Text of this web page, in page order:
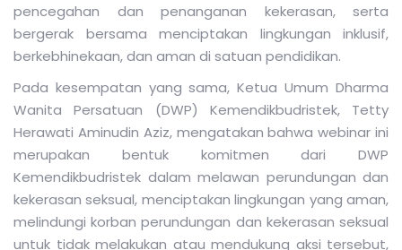
pencegahan dan penanganan kekerasan, serta
bergerak bersama menciptakan lingkungan inklusif,
berkebhinekaan, dan aman di satuan pendidikan.
Pada kesempatan yang sama, Ketua Umum Dharma
Wanita Persatuan (DWP) Kemendikbudristek, Tetty
Herawati Aminudin Aziz, mengatakan bahwa webinar ini
merupakan bentuk komitmen dari DWP
Kemendikbudristek dalam melawan perundungan dan
kekerasan seksual, menciptakan lingkungan yang aman,
melindungi korban perundungan dan kekerasan seksual
untuk tidak melakukan atau mendukung aksi tersebut,